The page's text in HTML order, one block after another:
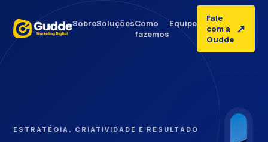
SobreSoluçõesComo
fazemos
Equipe
Fale
com a
Gudde
↗
ESTRATÉGIA, CRIATIVIDADE E RESULTADO